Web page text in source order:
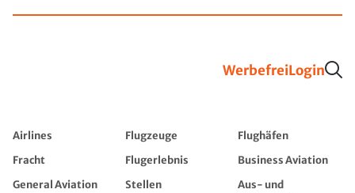
WerbefreiLogin
Airlines Flugzeuge
Flughäfen
Fracht
Flugerlebnis
Business Aviation
General Aviation
Stellen
Aus- und